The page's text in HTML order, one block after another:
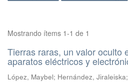
Mostrando ítems 1-1 de 1
Tierras raras, un valor oculto
aparatos eléctricos y
López, Maybel; Hernández, Jiraleiska;